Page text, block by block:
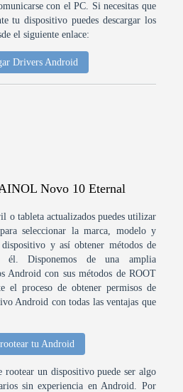
con el PC. Si necesitas que
tu dispositivo puedes descargar los
el siguiente enlace:
Drivers Android
Novo 10 Eternal
o tableta actualizados puedes utilizar
seleccionar la marca, modelo y
y así obtener métodos de
él. Disponemos de una amplia
Android con sus métodos de ROOT
el proceso de obtener permisos de
Android con todas las ventajas que
tu Android
rootear un dispositivo puede ser algo
sin experiencia en Android. Por